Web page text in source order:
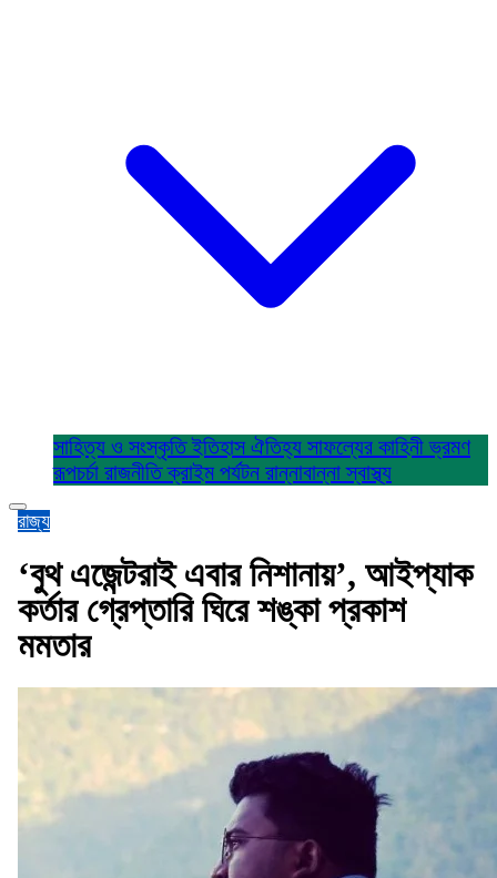
সাহিত্য ও সংস্কৃতিইতিহাস ঐতিহ্য সাফল্যের কাহিনীভ্রমণ
রূপচর্চা রাজনীতিক্রাইম পর্যটন রান্নাবান্নাস্বাস্থ্য
রাজ্য
‘বুথ এজেন্টরাই এবার নিশানায়’, আইপ্যাক
কর্তার গ্রেপ্তারি ঘিরে শঙ্কা প্রকাশ
মমতার